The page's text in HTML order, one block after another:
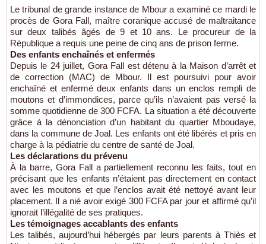
Le tribunal de grande instance de Mbour a examiné ce mardi le
procès de Gora Fall, maître coranique accusé de maltraitance
sur deux talibés âgés de 9 et 10 ans. Le procureur de la
République a requis une peine de cinq ans de prison ferme.
Des enfants enchaînés et enfermés
Depuis le 24 juillet, Gora Fall est détenu à la Maison d’arrêt et
de correction (MAC) de Mbour. Il est poursuivi pour avoir
enchaîné et enfermé deux enfants dans un enclos rempli de
moutons et d’immondices, parce qu’ils n’avaient pas versé la
somme quotidienne de 300 FCFA. La situation a été découverte
grâce à la dénonciation d’un habitant du quartier Mboudaye,
dans la commune de Joal. Les enfants ont été libérés et pris en
charge à la pédiatrie du centre de santé de Joal.
Les déclarations du prévenu
À la barre, Gora Fall a partiellement reconnu les faits, tout en
précisant que les enfants n’étaient pas directement en contact
avec les moutons et que l’enclos avait été nettoyé avant leur
placement. Il a nié avoir exigé 300 FCFA par jour et affirmé qu’il
ignorait l’illégalité de ses pratiques.
Les témoignages accablants des enfants
Les talibés, aujourd’hui hébergés par leurs parents à Thiès et